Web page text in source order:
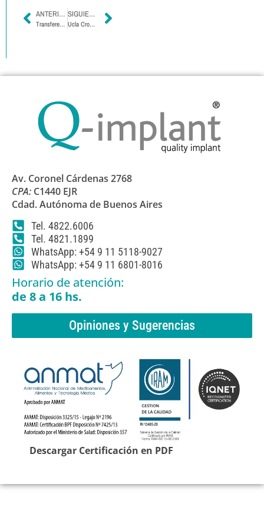
ANTERIOR
Transferente Cubeta Abierta – Hexágono Interno Compatible AB
SIGUIENTE
Ucla Cromo Cobalto – Hexágono Interno Compatible AB
Av. Coronel Cárdenas 2768
CPA: C1440 EJR
Cdad. Autónoma de Buenos Aires
Tel. 4822.6006
Tel. 4821.1899
WhatsApp: +54 9 11 5118-9027
WhatsApp: +54 9 11 6801-8016
Horario de atención:
de 8 a 16 hs.
Opiniones y Sugerencias
Descargar Certificación en PDF